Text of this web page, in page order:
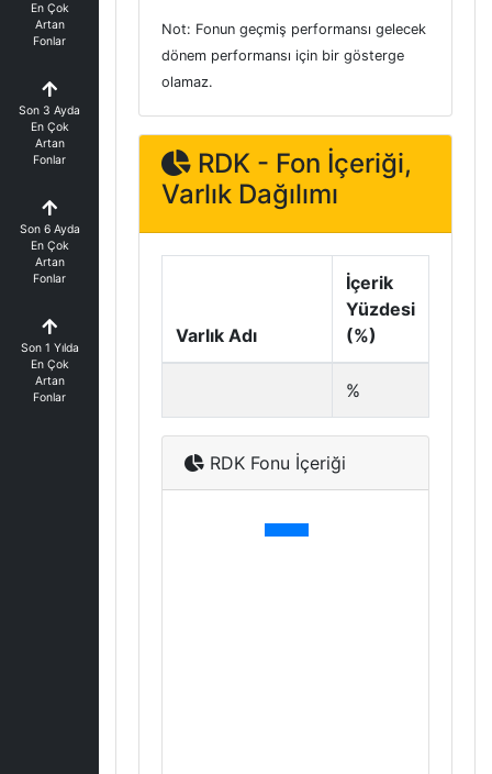
En Çok
Artan
Fonlar
Son 3 Ayda
En Çok
Artan
Fonlar
Son 6 Ayda
En Çok
Artan
Fonlar
Son 1 Yılda
En Çok
Artan
Fonlar
Not: Fonun geçmiş performansı gelecek
dönem performansı için bir gösterge
olamaz.
RDK - Fon İçeriği,
Varlık Dağılımı
Varlık Adı
İçerik
Yüzdesi
(%)
%
RDK Fonu İçeriği